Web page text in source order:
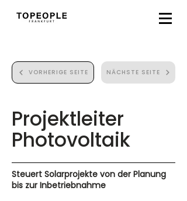
VORHERIGE SEITE NÄCHSTE SEITE
Projektleiter
Photovoltaik
Steuert Solarprojekte von der Planung
bis zur Inbetriebnahme